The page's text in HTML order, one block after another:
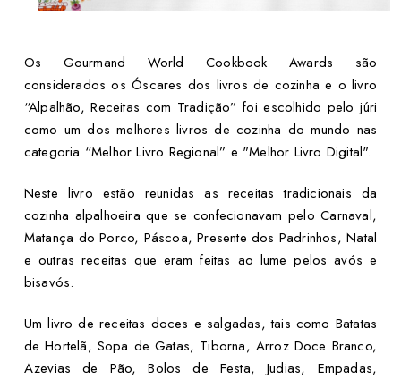
Os Gourmand World Cookbook Awards são
considerados os Óscares dos livros de cozinha e o livro
“Alpalhão, Receitas com Tradição” foi escolhido pelo júri
como um dos melhores livros de cozinha do mundo nas
categoria “Melhor Livro Regional” e "Melhor Livro Digital".
Neste livro estão reunidas as receitas tradicionais da
cozinha alpalhoeira que se confecionavam pelo Carnaval,
Matança do Porco, Páscoa, Presente dos Padrinhos,Natal
e outras receitas que eram feitas ao lume pelos avós e
bisavós.
Um livro de receitas doces e salgadas, tais como Batatas
de Hortelã, Sopa de Gatas, Tiborna, Arroz Doce Branco,
Azevias de Pão, Bolos de Festa, Judias, Empadas,